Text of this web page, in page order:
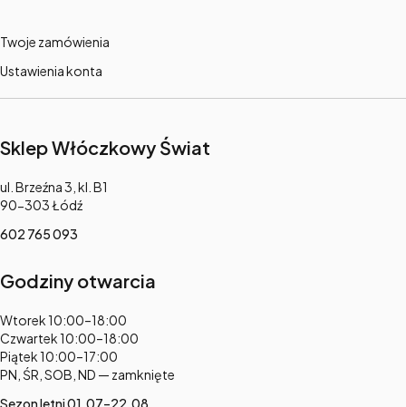
Twoje zamówienia
Ustawienia konta
Sklep Włóczkowy Świat
Adres:
ul. Brzeźna 3, kl. B1
90-303 Łódź
602 765 093
Godziny otwarcia
Adres:
Wtorek 10:00–18:00
Czwartek 10:00–18:00
Piątek 10:00–17:00
PN, ŚR, SOB, ND — zamknięte
Sezon letni 01.07–22.08